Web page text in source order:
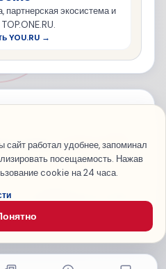
экосистема и
YOU.RU →
работал удобнее, запоминал
посещаемость. Нажав
cookie на 24 часа.
Зарегистрировать сайт
на ПД
КонфиденциальностьSLA